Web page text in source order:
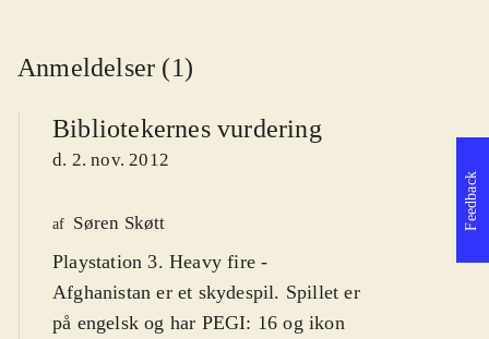
Anmeldelser (1)
Bibliotekernes vurdering
d. 2. nov. 2012
af Søren Skøtt
Playstation 3. Heavy fire -
Afghanistan er et skydespil. Spillet er
på engelsk og har PEGI: 16 og ikon
Feedback